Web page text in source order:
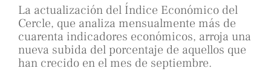
La actualización del Índice Económico del
Cercle, que analiza mensualmente más de
cuarenta indicadores económicos, arroja una
nueva subida del porcentaje de aquellos que
han crecido en el mes de septiembre.